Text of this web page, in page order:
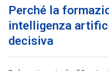
Perché la
intelligenza
decisiva